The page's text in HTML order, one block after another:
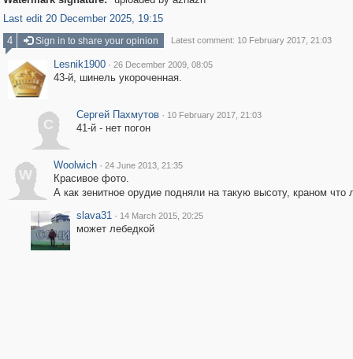
Last edit 20 December 2025, 19:15
4
Sign in to share your opinion Latest comment: 10 February 2017, 21:03
Lesnik1900 · 26 December 2009, 08:05
43-й, шинель укороченная.
С
Сергей Пахмутов · 10 February 2017, 21:03
41-й - нет погон
W
Woolwich · 24 June 2013, 21:35
Красивое фото.
А как зенитное орудие подняли на такую высоту, краном что
slava31 · 14 March 2015, 20:25
может лебедкой